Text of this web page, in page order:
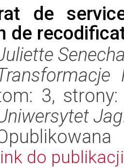
de
de
3,
do publikacji